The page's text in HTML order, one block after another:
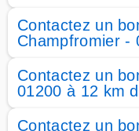
Contactez un
Champfromier -
Contactez un
01200 à 12 km
Contactez un